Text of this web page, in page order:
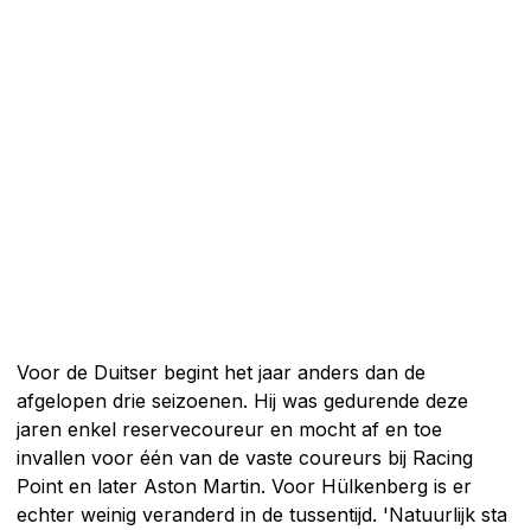
Voor de Duitser begint het jaar anders dan de
afgelopen drie seizoenen. Hij was gedurende deze
jaren enkel reservecoureur en mocht af en toe
invallen voor één van de vaste coureurs bij Racing
Point en later Aston Martin. Voor Hülkenberg is er
echter weinig veranderd in de tussentijd. 'Natuurlijk sta